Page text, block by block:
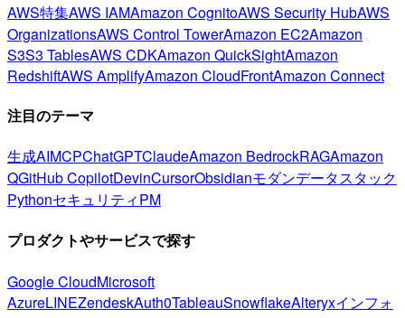
AWS特集AWS IAMAmazon CognitoAWS Security HubAWS
OrganizationsAWS Control TowerAmazon EC2Amazon
S3S3 TablesAWS CDKAmazon QuickSightAmazon
RedshiftAWS AmplifyAmazon CloudFrontAmazon Connect
注目のテーマ
生成AIMCPChatGPTClaudeAmazon BedrockRAGAmazon
QGitHub CopilotDevinCursorObsidianモダンデータスタック
PythonセキュリティPM
プロダクトやサービスで探す
Google CloudMicrosoft
AzureLINEZendeskAuth0TableauSnowflakeAlteryxインフォ